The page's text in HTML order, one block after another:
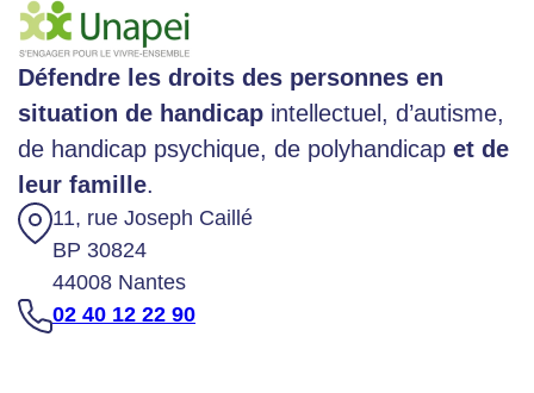
Défendre les droits des personnes en
situation de handicap intellectuel, d’autisme,
de handicap psychique, de polyhandicap et de
leur famille.
11, rue Joseph Caillé
BP 30824
44008 Nantes
02 40 12 22 90